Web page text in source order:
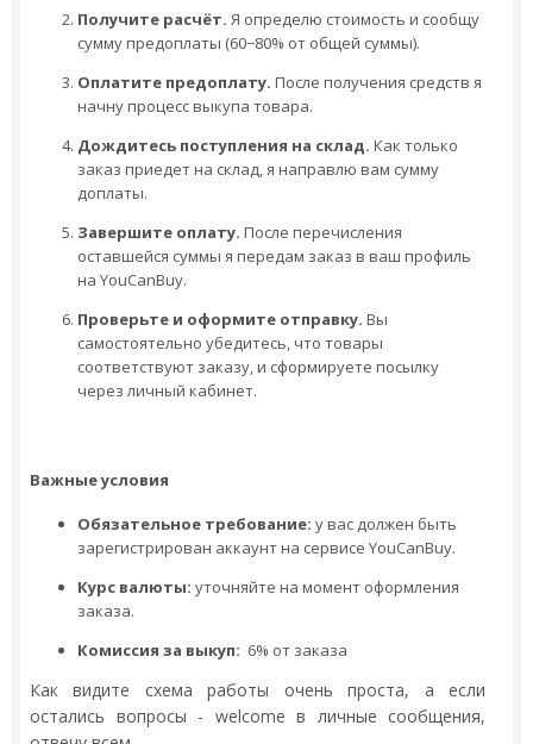
Получите расчёт. Я определю стоимость и сообщу
сумму предоплаты (60−80% от общей суммы).
Оплатите предоплату. После получения средств я
начну процесс выкупа товара.
Дождитесь поступления на склад. Как только
заказ приедет на склад, я направлю вам сумму
доплаты.
Завершите оплату. После перечисления
оставшейся суммы я передам заказ в ваш профиль
на YouCanBuy.
Проверьте и оформите отправку. Вы
самостоятельно убедитесь, что товары
соответствуют заказу, и сформируете посылку
через личный кабинет.
Важные условия
Обязательное требование: у вас должен быть
зарегистрирован аккаунт на сервисе YouCanBuy.
Курс валюты: уточняйте на момент оформления
заказа.
Комиссия за выкуп: 6% от заказа
Как видите схема работы очень проста, а если
остались вопросы - welcome в личные сообщения,